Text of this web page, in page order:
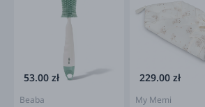
53.00 zł
Beaba
229.00 zł
My Memi